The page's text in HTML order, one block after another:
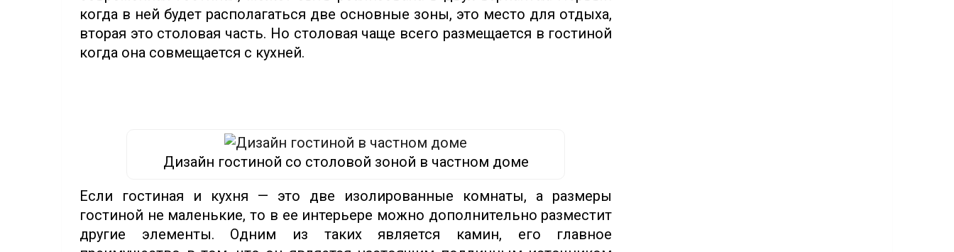
когда в ней будет располагаться две основные зоны, это место для отдыха,
вторая это столовая часть. Но столовая чаще всего размещается в гостиной
когда она совмещается с кухней.
Дизайн гостиной со столовой зоной в частном доме
Если гостиная и кухня — это две изолированные комнаты, а размеры
гостиной не маленькие, то в ее интерьере можно дополнительно разместит
другие элементы. Одним из таких является камин, его главное